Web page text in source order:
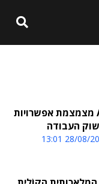
סטנפורד: ה-AI מצמצמת אפשרויות
העבודה
28/08/2025